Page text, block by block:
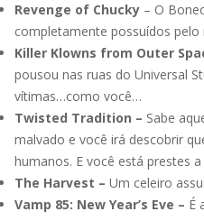
Revenge of Chucky – O
completamente possuídos pelo
Killer Klowns from Outer
pousou nas ruas do Universal
vítimas…como você…
Twisted Tradition – Sabe
malvado e você irá descobrir
humanos. E você está prestes
The Harvest – Um celeiro
Vamp 85: New Year’s Eve – É